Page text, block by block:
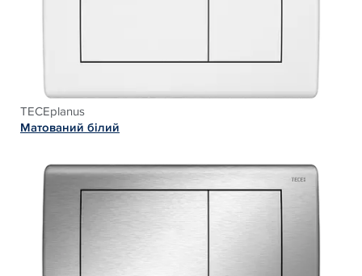
TECEplanus
Матований білий